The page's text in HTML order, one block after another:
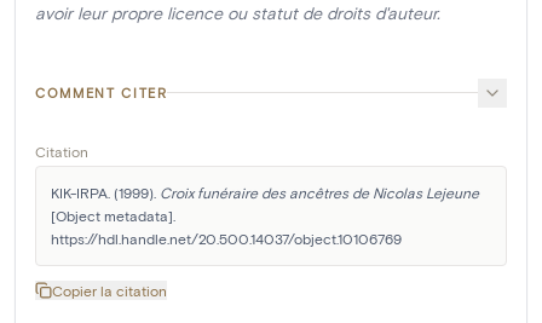
avoir leur propre licence ou statut de droits d'auteur.
COMMENT CITER
Citation
KIK-IRPA. (1999). Croix funéraire des ancêtres de Nicolas Lejeune
[Object metadata].
https://hdl.handle.net/20.500.14037/object.10106769
Copier la citation